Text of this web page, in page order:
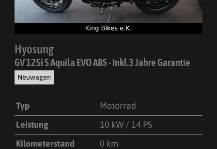
Hyosung
GV 125i S Aquila EVO ABS - Inkl.3 Jahre Garantie
Neuwagen
Typ
Motorrad
Leistung
10 kW / 14 PS
Kilometerstand
0 km